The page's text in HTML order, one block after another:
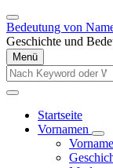
Direkt
zum
Inhalt
Bedeutung von
Geschichte und
Menü
Diese
Website
Diese
Website
durchsuchen
Main
navigation
Startseite
Vornamen